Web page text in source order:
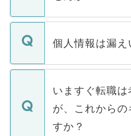
下記の理由によ
ません。
■応募殺到を避け
関を公にしてし
に、医療機関が
みを人材紹介会
ています。
転職・入職を強
ん。また、仮に
定を承諾する必
の辞退の連絡は
ますので、ご安
個人情報は漏え
個人情報が漏え
で、ご安心くだ
などで収集した
ご本人のキャリ
支援を目的に使
いますぐ転職
が、これからの
すか？